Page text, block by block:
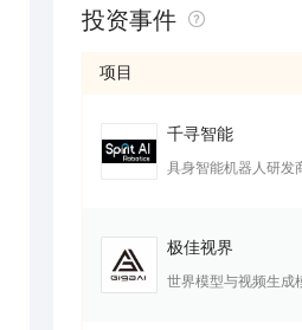
投资事件
项目
千寻智能
具身智能机器人研发
极佳视界